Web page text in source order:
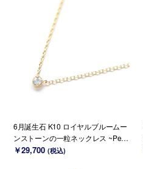
6月誕生石 K10 ロイヤルブルームー
ンストーンの一粒ネックレス ~Petel
a~ (K18 変更可能)
￥29,700 (税込)